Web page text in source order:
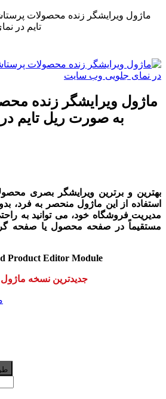
ماژول ویرایشگر زنده محصولات
تایم در
ماژول ویرایشگر زنده
به صورت ریل تایم
بهترین و برترین ویرایشگر بصری
استفاده از این ماژول منحصر به فرد،
مدیریت فروشگاه خود، می توانید به
مستقیماً در صفحه محصول یا صفحه
Product Editor Module
جدیدترین نسخه ماژول 1.0.6